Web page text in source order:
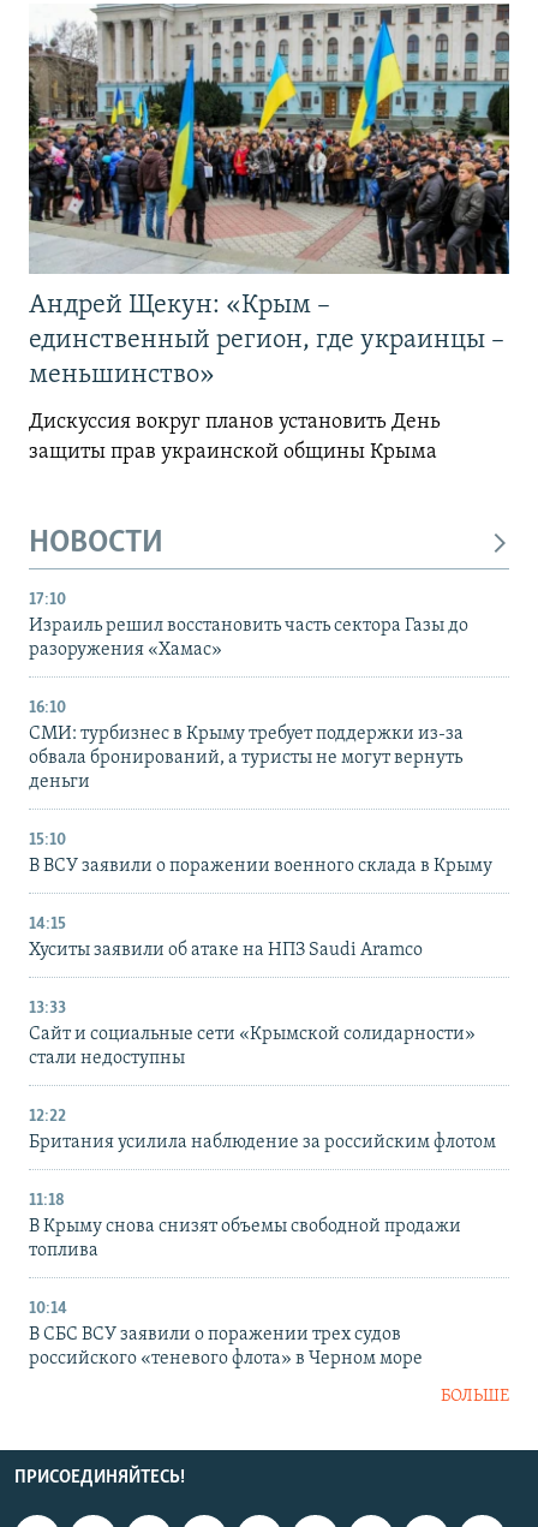
Андрей Щекун: «Крым –
единственный регион, где украинцы –
меньшинство»
Дискуссия вокруг планов установить День
защиты прав украинской общины Крыма
НОВОСТИ
17:10
Израиль решил восстановить часть сектора Газы до
разоружения «Хамас»
16:10
СМИ: турбизнес в Крыму требует поддержки из-за
обвала бронирований, а туристы не могут вернуть
деньги
15:10
В ВСУ заявили о поражении военного склада в Крыму
14:15
Хуситы заявили об атаке на НПЗ Saudi Aramco
13:33
Сайт и социальные сети «Крымской солидарности»
стали недоступны
12:22
Британия усилила наблюдение за российским флотом
11:18
В Крыму снова снизят объемы свободной продажи
топлива
10:14
В СБС ВСУ заявили о поражении трех судов
российского «теневого флота» в Черном море
БОЛЬШЕ
ПРИСОЕДИНЯЙТЕСЬ!